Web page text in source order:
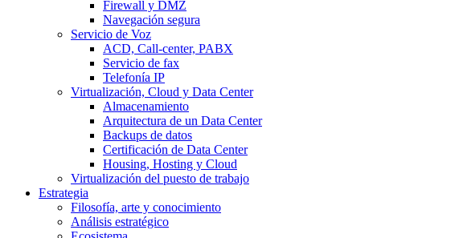
Firewall y DMZ
Navegación segura
Servicio de Voz
ACD, Call-center, PABX
Servicio de fax
Telefonía IP
Virtualización, Cloud y Data Center
Almacenamiento
Arquitectura de un Data Center
Backups de datos
Certificación de Data Center
Housing, Hosting y Cloud
Virtualización del puesto de trabajo
Estrategia
Filosofía, arte y conocimiento
Análisis estratégico